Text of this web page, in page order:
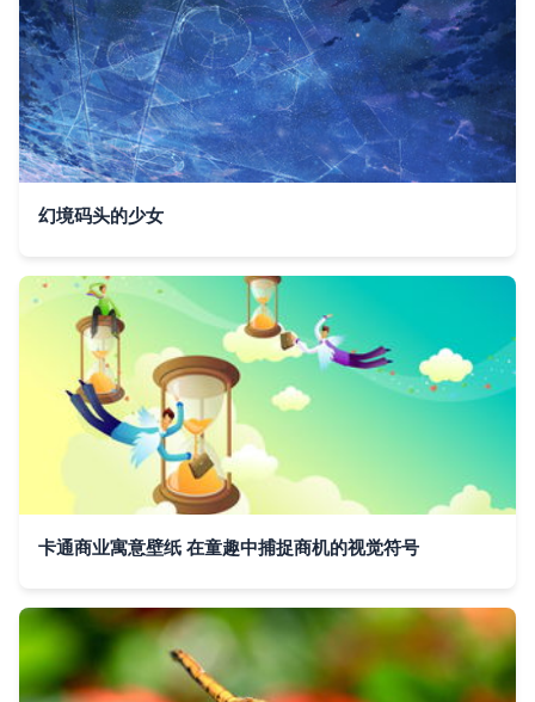
幻境码头的少女
卡通商业寓意壁纸 在童趣中捕捉商机的视觉符号